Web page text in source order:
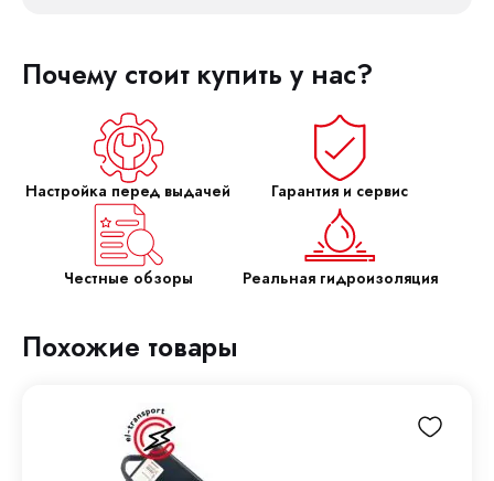
Почему стоит купить у нас?
Настройка перед выдачей Гарантия и сервис
Честные обзоры Реальная гидроизоляция
Похожие товары